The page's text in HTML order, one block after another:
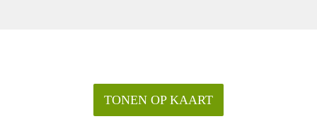
TONEN OP KAART